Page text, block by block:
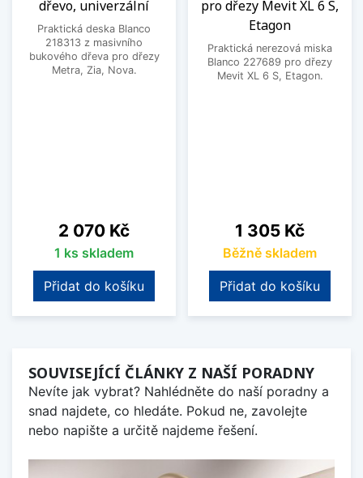
dřevo, univerzální
Praktická deska Blanco
218313 z masivního
bukového dřeva pro dřezy
Metra, Zia, Nova.
Cena
2 070 Kč
1 ks skladem
Přidat do košíku
pro dřezy Mevit XL 6 S,
Etagon
Praktická nerezová miska
Blanco 227689 pro dřezy
Mevit XL 6 S, Etagon.
Cena
1 305 Kč
Běžně skladem
Přidat do košíku
SOUVISEJÍCÍ ČLÁNKY Z NAŠÍ PORADNY
Nevíte jak vybrat? Nahlédněte do naší poradny a
snad najdete, co hledáte. Pokud ne, zavolejte
nebo napište a určitě najdeme řešení.